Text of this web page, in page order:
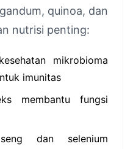
quinoa, dan
nutrisi penting:
mikrobioma
imunitas
membantu fungsi
dan selenium